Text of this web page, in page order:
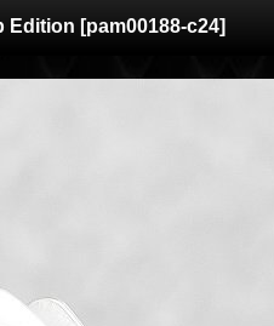
Edition [pam00188-c24]